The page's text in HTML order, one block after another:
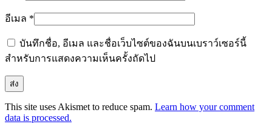
อีเมล *
บันทึกชื่อ, อีเมล และชื่อเว็บไซต์ของฉันบนเบราว์เซอร์นี้
สำหรับการแสดงความเห็นครั้งถัดไป
This site uses Akismet to reduce spam. Learn how your comment
data is processed.